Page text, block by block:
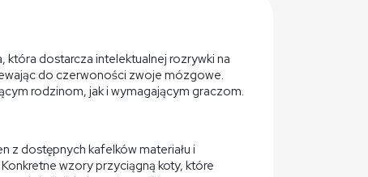
która dostarcza intelektualnej rozrywki na
do czerwoności zwoje mózgowe.
rodzinom, jak i wymagającym graczom.
z dostępnych kafelków materiału i
wzory przyciągną koty, które